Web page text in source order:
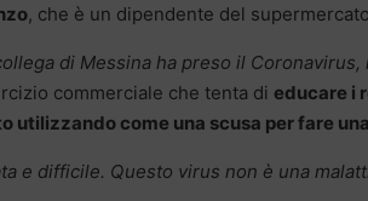
, che è un dipendente del
di Messina ha preso il
commerciale che tenta di educare i
utilizzando come una scusa per fare
e difficile. Questo virus non è una